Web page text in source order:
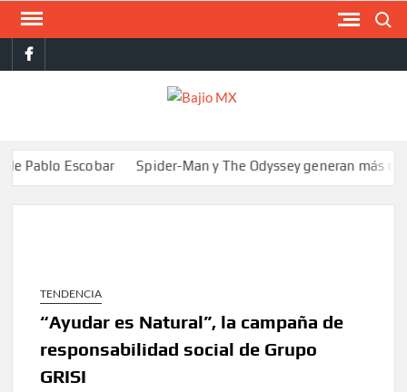
Saltar
contenidofacebook
Escobar Spider-Man y The Odyssey generan más de 400
TENDENCIA
“Ayudar es Natural”, la campaña de
responsabilidad social de Grupo
GRISI